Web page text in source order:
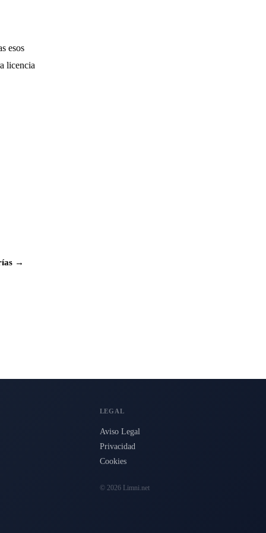
esos
licencia
→
LEGAL
Aviso Legal
Privacidad
Cookies
© 2026 Limni.net